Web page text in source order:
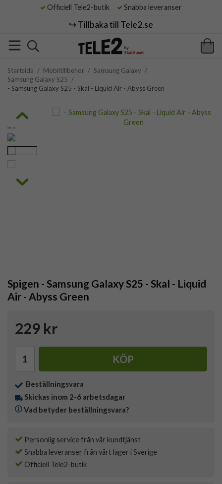
Officiell Tele2-butik Snabba leveranser
↪️ Tillbaka till Tele2.se
Startsida / Mobiltillbehör / Samsung Galaxy /
Samsung Galaxy S25 /
- Samsung Galaxy S25 - Skal - Liquid Air - Abyss Green
Spigen - Samsung Galaxy S25 - Skal - Liquid
Air - Abyss Green
229 kr
KÖP
Beställningsvara
Skickas inom 2-6 arbetsdagar
Vad betyder beställningsvara?
Personlig service från vår kundtjänst
Snabba leveranser från vårt lager i Sverige
Officiell Tele2-butik